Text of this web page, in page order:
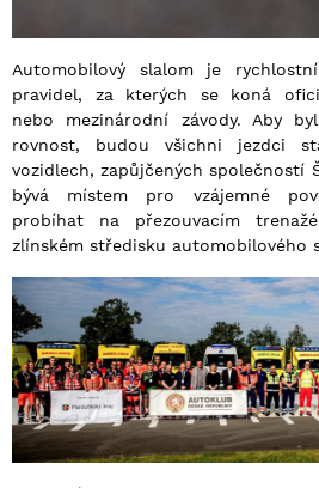
Automobilový slalom je
pravidel, za kterých se koná
nebo mezinárodní závody. Aby
rovnost, budou všichni jezdci
vozidlech, zapůjčených společností
bývá místem pro vzájemné
probíhat na přezouvacím
zlínském středisku automobilového